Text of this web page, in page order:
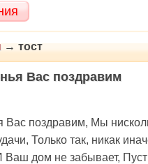
→ тост
Вас поздравим
Вас поздравим, Мы
Только так, никак
Ваш дом не забывает,